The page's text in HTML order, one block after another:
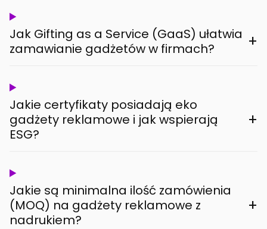
Jak Gifting as a Service (GaaS) ułatwia
zamawianie gadżetów w firmach?
+
Jakie certyfikaty posiadają eko
gadżety reklamowe i jak wspierają
ESG?
+
Jakie są minimalna ilość zamówienia
(MOQ) na gadżety reklamowe z
nadrukiem?
+